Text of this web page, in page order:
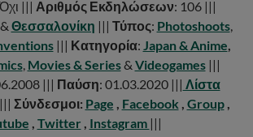
||| Αριθμός Εκδηλώσεων: 106 |||
Θεσσαλονίκη ||| Τύπος: Photoshoots,
||| Κατηγορία: Japan & Anime,
, Movies & Series& Videogames|||
||| Παύση: 01.03.2020 ||| Λίστα
||| Σύνδεσμοι: Page , Facebook , Group,
, Twitter , Instagram |||